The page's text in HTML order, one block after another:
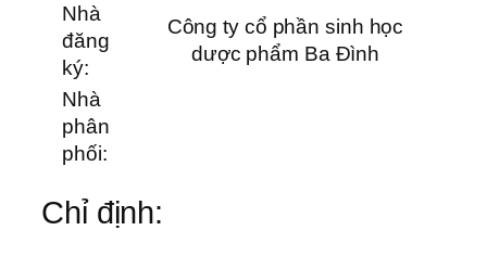
Nhà
đăng
ký:
Công ty cổ phần sinh học
dược phẩm Ba Đình
Nhà
phân
phối:
Chỉ định: